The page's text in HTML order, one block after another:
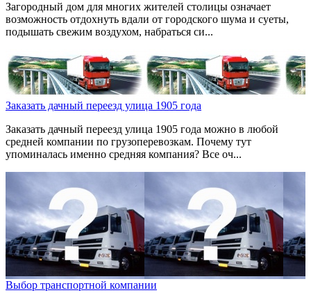
Загородный дом для многих жителей столицы означает
возможность отдохнуть вдали от городского шума и суеты,
подышать свежим воздухом, набраться си...
Заказать дачный переезд улица 1905 года
Заказать дачный переезд улица 1905 года можно в любой
средней компании по грузоперевозкам. Почему тут
упоминалась именно средняя компания? Все оч...
Выбор транспортной компании